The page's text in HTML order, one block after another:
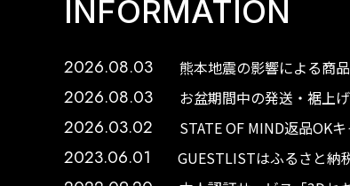
INFORMATION
2026.08.03 熊本地震の影響による商
2026.08.03 お盆期間中の発送・裾上
2026.03.02 STATE OF MIND返品OK
2023.06.01 GUESTLISTはふるさと納